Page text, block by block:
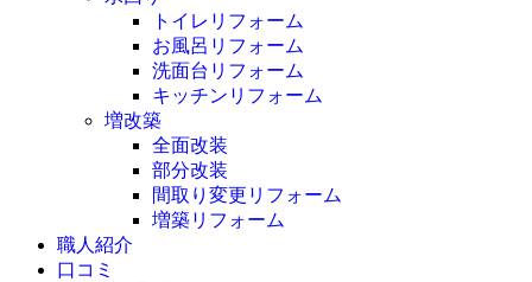
トイレリフォーム
お風呂リフォーム
洗面台リフォーム
キッチンリフォーム
増改築
全面改装
部分改装
間取り変更リフォーム
増築リフォーム
職人紹介
口コミ